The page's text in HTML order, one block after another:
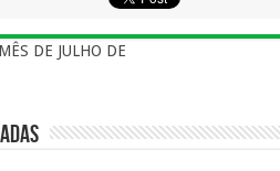
DE JULHO DE